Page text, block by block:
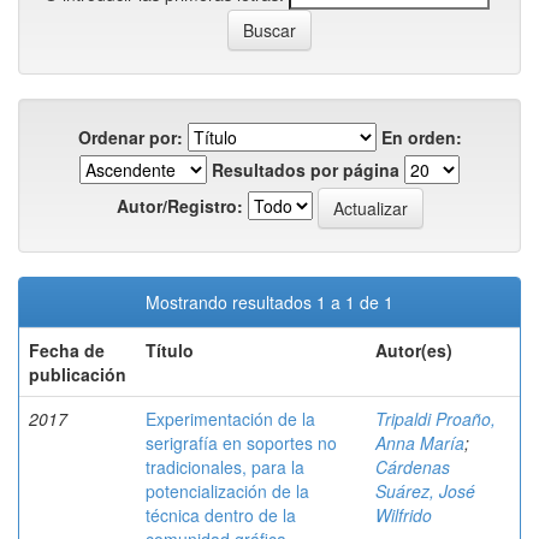
Ordenar por:
En orden:
Resultados por página
Autor/Registro:
Mostrando resultados 1 a 1 de 1
Fecha de
publicación
Título Autor(es)
2017
Experimentación de la
serigrafía en soportes no
tradicionales, para la
potencialización de la
técnica dentro de la
Tripaldi Proaño,
Anna María;
Cárdenas
Suárez, José
Wilfrido